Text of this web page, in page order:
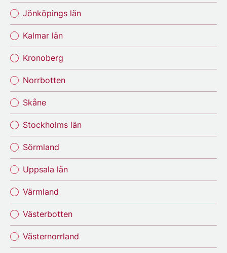
Jönköpings län
Kalmar län
Kronoberg
Norrbotten
Skåne
Stockholms län
Sörmland
Uppsala län
Värmland
Västerbotten
Västernorrland